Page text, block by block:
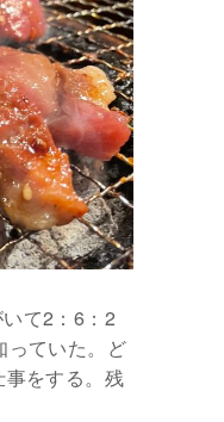
て2：6：2
っていた。ど
をする。残